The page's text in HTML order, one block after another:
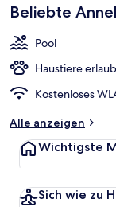
Beliebte
Pool
Haustiere
Kostenloses
Alle anzeigen
Wichtigste
Sich wie zu